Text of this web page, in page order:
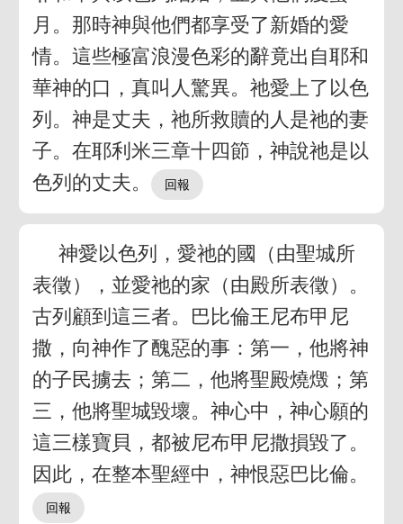
月。那時神與他們都享受了新婚的愛
情。這些極富浪漫色彩的辭竟出自耶和
華神的口，真叫人驚異。祂愛上了以色
列。神是丈夫，祂所救贖的人是祂的妻
子。在耶利米三章十四節，神說祂是以
色列的丈夫。
神愛以色列，愛祂的國（由聖城所
表徵），並愛祂的家（由殿所表徵）。
古列顧到這三者。巴比倫王尼布甲尼
撒，向神作了醜惡的事：第一，他將神
的子民擄去；第二，他將聖殿燒燬；第
三，他將聖城毀壞。神心中，神心願的
這三樣寶貝，都被尼布甲尼撒損毀了。
因此，在整本聖經中，神恨惡巴比倫。